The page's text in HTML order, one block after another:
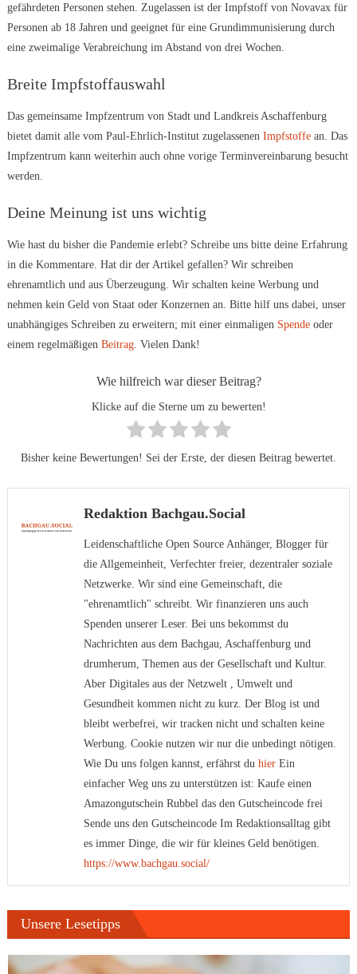
gefährdeten Personen stehen. Zugelassen ist der Impfstoff von Novavax für
Personen ab 18 Jahren und geeignet für eine Grundimmunisierung durch
eine zweimalige Verabreichung im Abstand von drei Wochen.
Breite Impfstoffauswahl
Das gemeinsame Impfzentrum von Stadt und Landkreis Aschaffenburg
bietet damit alle vom Paul-Ehrlich-Institut zugelassenen Impfstoffean. Das
Impfzentrum kann weiterhin auch ohne vorige Terminvereinbarung besucht
werden.
Deine Meinung ist uns wichtig
Wie hast du bisher die Pandemie erlebt? Schreibe uns bitte deine Erfahrung
in die Kommentare. Hat dir der Artikel gefallen? Wir schreiben
ehrenamtlich und aus Überzeugung. Wir schalten keine Werbung und
nehmen kein Geld von Staat oder Konzernen an. Bitte hilf uns dabei, unser
unabhängiges Schreiben zu erweitern; mit einer einmaligen Spendeoder
einem regelmäßigen Beitrag. Vielen Dank!
Wie hilfreich war dieser Beitrag?
Klicke auf die Sterne um zu bewerten!
Bisher keine Bewertungen! Sei der Erste, der diesen Beitrag bewertet.
Redaktion Bachgau.Social
Leidenschaftliche Open Source Anhänger, Blogger für
die Allgemeinheit, Verfechter freier, dezentraler soziale
Netzwerke. Wir sind eine Gemeinschaft, die
"ehrenamtlich" schreibt. Wir finanzieren uns auch
Spenden unserer Leser. Bei uns bekommst du
Nachrichten aus dem Bachgau, Aschaffenburg und
drumherum, Themen aus der Gesellschaft und Kultur.
Aber Digitales aus der Netzwelt , Umwelt und
Gesundheit kommen nicht zu kurz. Der Blog ist und
bleibt werbefrei, wir tracken nicht und schalten keine
Werbung. Cookie nutzen wir nur die unbedingt nötigen.
Wie Du uns folgen kannst, erfährst du hierEin
einfacher Weg uns zu unterstützen ist: Kaufe einen
Amazongutschein Rubbel das den Gutscheincode frei
Sende uns den Gutscheincode Im Redaktionsalltag gibt
es immer Dinge, die wir für kleines Geld benötigen.
https://www.bachgau.social/
Unsere Lesetipps